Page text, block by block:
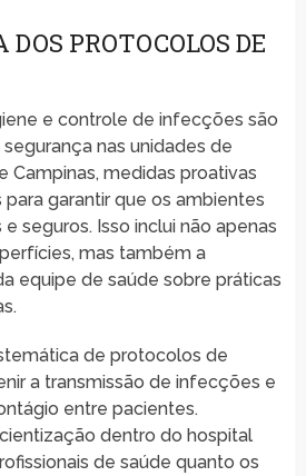
PROTOCOLOS DE
e controle de infecções são
nas unidades de
Campinas, medidas proativas
garantir que os ambientes
seguros. Isso inclui não apenas
mas também a
equipe de saúde sobre práticas
de protocolos de
a transmissão de infecções e
entre pacientes.
dentro do hospital
de saúde quanto os